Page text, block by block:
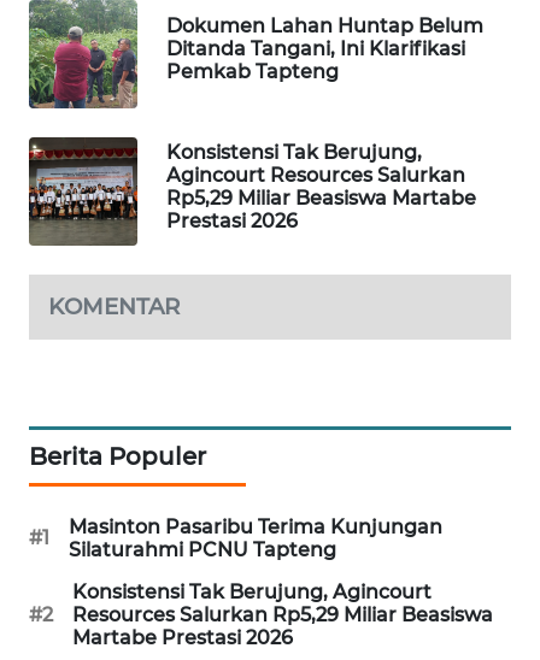
Dokumen Lahan Huntap Belum
Ditanda Tangani, Ini Klarifikasi
Pemkab Tapteng
Konsistensi Tak Berujung,
Agincourt Resources Salurkan
Rp5,29 Miliar Beasiswa Martabe
Prestasi 2026
KOMENTAR
Berita Populer
#1
Masinton Pasaribu Terima Kunjungan
Silaturahmi PCNU Tapteng
#2
Konsistensi Tak Berujung, Agincourt
Resources Salurkan Rp5,29 Miliar Beasiswa
Martabe Prestasi 2026
MEDAN
NEWS
METRO
NEWS
KRT
NEWS
KARING
HUMBANG
NEWS